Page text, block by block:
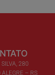
280
ALEGRE – RS